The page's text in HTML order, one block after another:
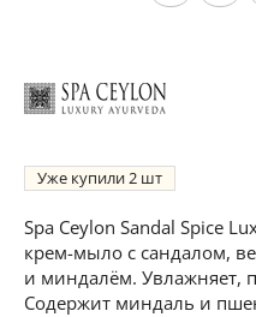
Уже купили2
Spa Ceylon Sandal Spice
крем-мыло с сандалом,
и миндалём. Увлажняет,
Содержит миндаль и